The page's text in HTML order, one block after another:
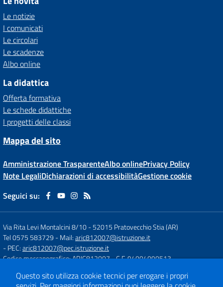
Le notizie
I comunicati
Le circolari
Le scadenze
Albo online
La didattica
Offerta formativa
Le schede didattiche
I progetti delle classi
Mappa del sito
Amministrazione TrasparenteAlbo onlinePrivacy Policy
Note LegaliDichiarazioni di accessibilitàGestione cookie
Seguici su:
Via Rita Levi Montalcini 8/10-52015 Pratovecchio Stia (AR)
Tel 0575 583729 - Mail:aric812007@istruzione.it
- PEC:aric812007@pec.istruzione.it
Codice meccanografico: ARIC812007- C.F. 94004090513
Questo sito utilizza cookie tecnici per erogare i propri